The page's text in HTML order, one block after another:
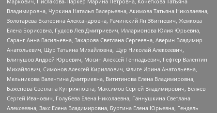
Владимировна, Чуркина Наталья Валерьевна, Акимова Татьяна Николаевна,
Золотарева Екатерина Александровна, Рачинский Ян Збигневич, Жемкова
Елена Борисовна, Гудков Лев Дмитриевич, Илларионова Юлия Юрьевна,
Саранг Анна Васильевна, Захарова Светлана Сергеевна, Аверин Владимир
Анатольевич, Щур Татьяна Михайловна, Щур Николай Алексеевич,
Блинушов Андрей Юрьевич, Мосин Алексей Геннадьевич, Гефтер Валентин
Михайлович, Симонов Алексей Кириллович, Флиге Ирина Анатольевна,
Мельникова Валентина Дмитриевна, Вититинова Елена Владимировна,
Баженова Светлана Куприяновна, Максимов Сергей Владимирович, Беляев
Сергей Иванович, Голубева Елена Николаевна, Ганнушкина Светлана
Алексеевна, Закс Елена Владимировна, Буртина Елена Юрьевна, Гендель